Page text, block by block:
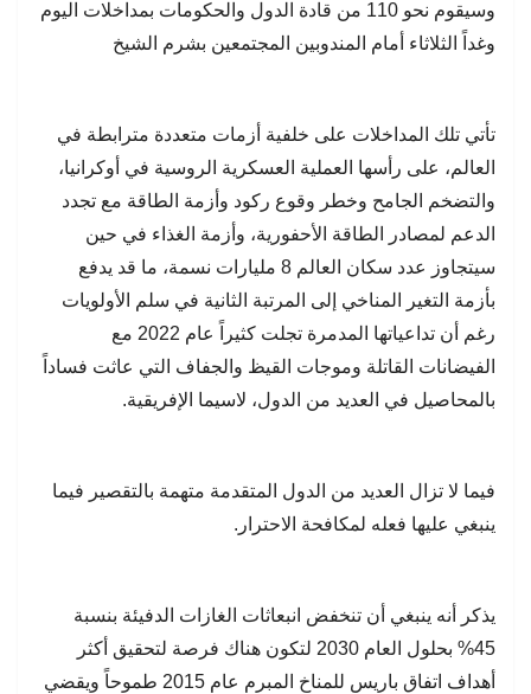
وسيقوم نحو 110 من قادة الدول والحكومات بمداخلات اليوم
وغداً الثلاثاء أمام المندوبين المجتمعين بشرم الشيخ
تأتي تلك المداخلات على خلفية أزمات متعددة مترابطة في
العالم، على رأسها العملية العسكرية الروسية في أوكرانيا،
والتضخم الجامح وخطر وقوع ركود وأزمة الطاقة مع تجدد
الدعم لمصادر الطاقة الأحفورية، وأزمة الغذاء في حين
سيتجاوز عدد سكان العالم 8 مليارات نسمة، ما قد يدفع
بأزمة التغير المناخي إلى المرتبة الثانية في سلم الأولويات
رغم أن تداعياتها المدمرة تجلت كثيراً عام 2022 مع
الفيضانات القاتلة وموجات القيظ والجفاف التي عاثت فساداً
بالمحاصيل في العديد من الدول، لاسيما الإفريقية.
فيما لا تزال العديد من الدول المتقدمة متهمة بالتقصير فيما
ينبغي عليها فعله لمكافحة الاحترار.
يذكر أنه ينبغي أن تنخفض انبعاثات الغازات الدفيئة بنسبة
45% بحلول العام 2030 لتكون هناك فرصة لتحقيق أكثر
أهداف اتفاق باريس للمناخ المبرم عام 2015 طموحاً ويقضي